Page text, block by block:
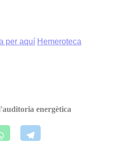
per aquí Hemeroteca
energètica